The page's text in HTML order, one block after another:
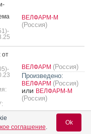
ВЕЛФАРМ-М
(Россия)
от
ВЕЛФАРМ (Россия)
Произведено:
ВЕЛФАРМ (Россия)
или ВЕЛФАРМ-М
(Россия)
соглашение.
Ok